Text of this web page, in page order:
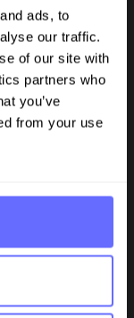
ads, to
our traffic.
of our site with
partners who
you’ve
from your use
in